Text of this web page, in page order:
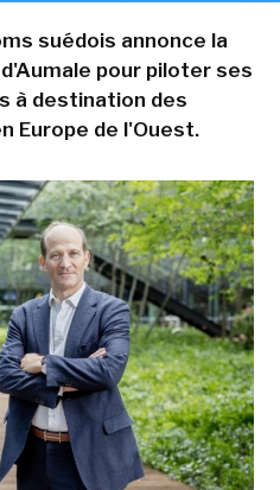
suédois annonce la
pour piloter ses
à destination des
Europe de l'Ouest.